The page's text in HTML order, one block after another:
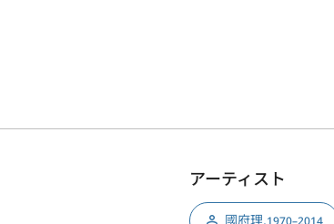
アーティスト
國府理,1970–2014